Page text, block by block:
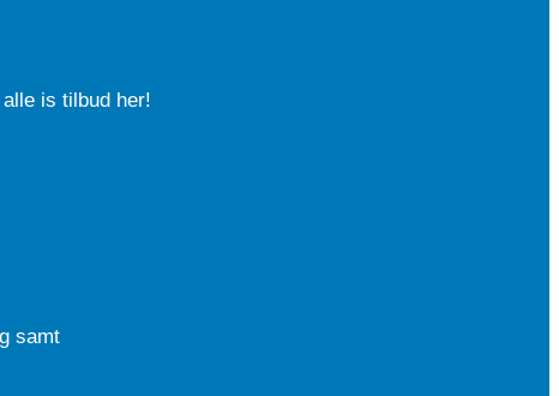
is tilbud her!
samt